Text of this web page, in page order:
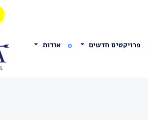
פרויקטים חדשים אודות